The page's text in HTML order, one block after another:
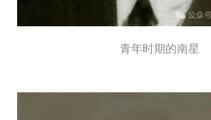
青年时期的南星